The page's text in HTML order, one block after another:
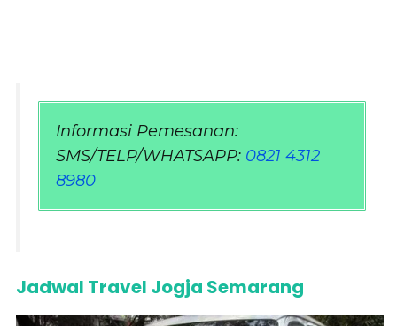
Informasi Pemesanan:
SMS/TELP/WHATSAPP: 0821 4312
8980
Jadwal Travel Jogja Semarang